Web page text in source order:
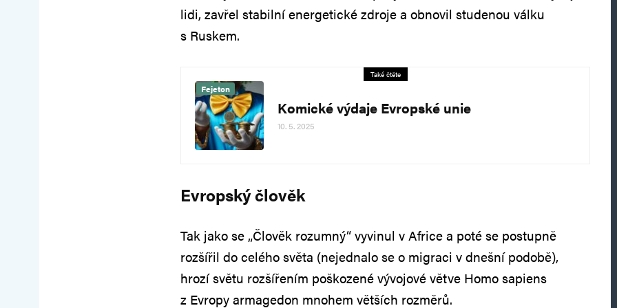
lidi, zavřel stabilní energetické zdroje a obnovil studenou válku
s Ruskem.
Také čtěte
Fejeton
Komické výdaje Evropské unie
10. 5. 2025
Evropský člověk
Tak jako se „Člověk rozumný“ vyvinul v Africe a poté se postupně
rozšířil do celého světa (nejednalo se o migraci v dnešní podobě),
hrozí světu rozšířením poškozené vývojové větve Homo sapiens
z Evropy armagedon mnohem větších rozměrů.